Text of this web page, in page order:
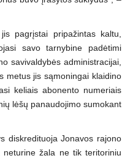
pagrįstai pripažintas kaltu,
savo tarnybine padėtimi
savivaldybės administracijai,
metus jis sąmoningai klaidino
keliais abonento numeriais
lėšų panaudojimo sumokant
diskredituoja Jonavos rajono
žala ne tik teritoriniu